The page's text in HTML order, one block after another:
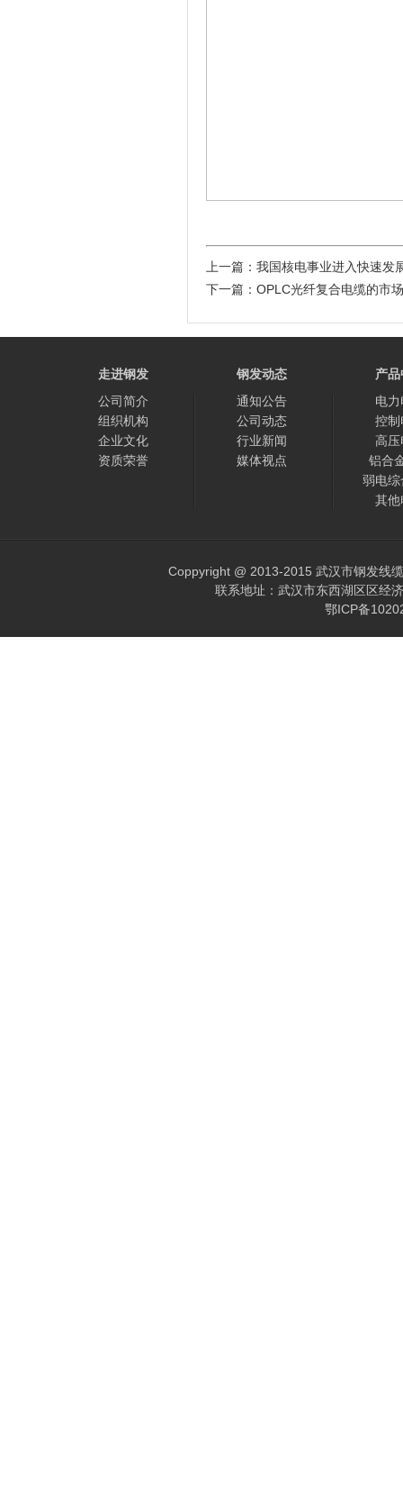
上一篇： 我国核电事业进入快速发
下一篇： OPLC光纤复合电缆的市
走进钢发
公司简介
组织机构
企业文化
资质荣誉
钢发动态
通知公告
公司动态
行业新闻
媒体视点
产
电
控制
高压
铝合
弱电
其他
Coppyright @ 2013-2015 武汉市钢发
联系地址：武汉市东西湖区区
鄂ICP备